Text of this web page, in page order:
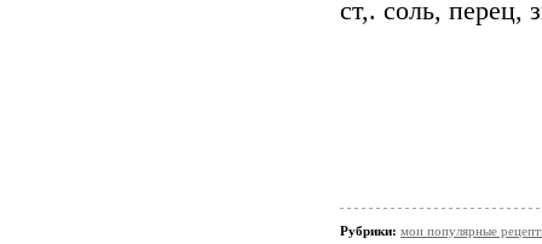
ст,. соль,
Рубрики: мои популярные